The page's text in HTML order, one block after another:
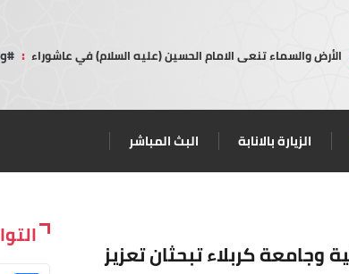
الأرض والسماء تنعى الامام الحسين (عليه السلام) في عاشوراء :
الزيارة بالانابة البث المباشر
وجامعة كربلاء تبحثان تعزيز